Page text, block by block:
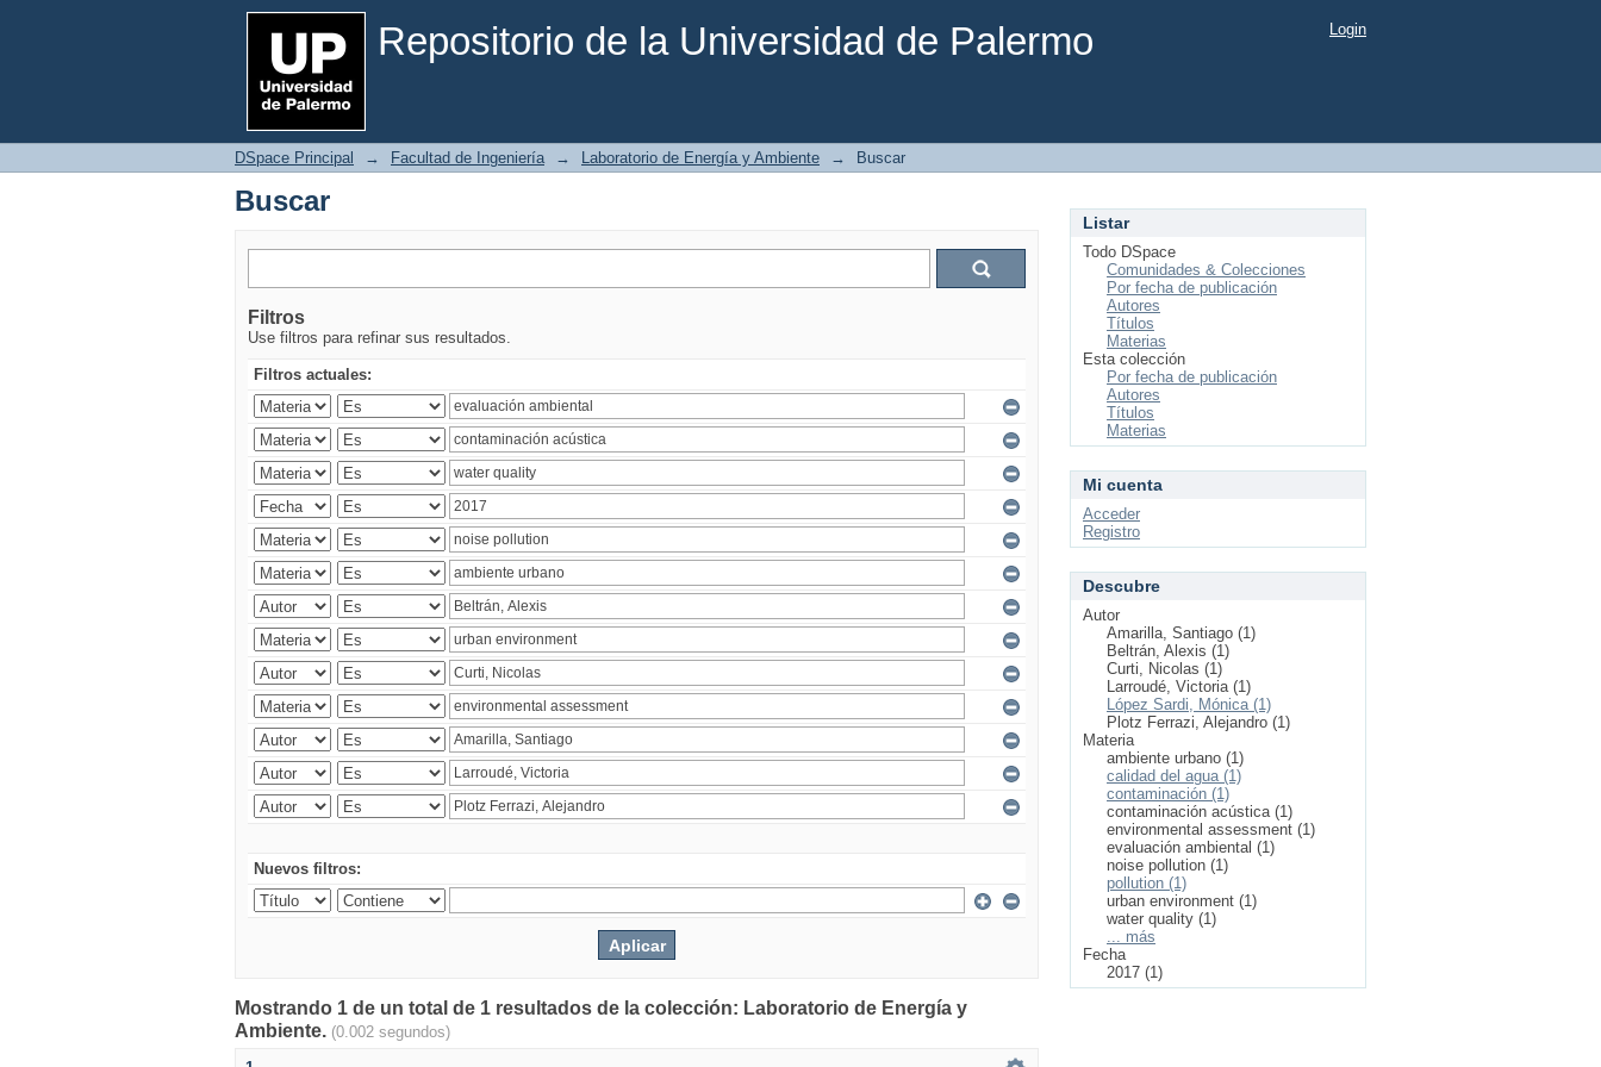
Repositorio de la Universidad de Palermo
Buscar Login
DSpace Principal → Facultad de Ingeniería → Laboratorio de Energía y Ambiente → Buscar
Buscar
Filtros
Use filtros para refinar sus resultados.
Filtros actuales:
Nuevos filtros:
Mostrando 1 de un total de 1 resultados de la colección: Laboratorio de Energía y
Ambiente. (0.002 segundos)
Listar
Todo DSpace
Comunidades & Colecciones
Por fecha de publicación
Autores
Títulos
Materias
Esta colección
Por fecha de publicación
Autores
Títulos
Materias
Mi cuenta
Acceder
Registro
Descubre
Autor
Amarilla, Santiago (1)
Beltrán, Alexis (1)
Curti, Nicolas (1)
Larroudé, Victoria (1)
López Sardi, Mónica (1)
Plotz Ferrazi, Alejandro (1)
Materia
ambiente urbano (1)
calidad del agua (1)
contaminación (1)
contaminación acústica (1)
environmental assessment (1)
evaluación ambiental (1)
noise pollution (1)
pollution (1)
urban environment (1)
water quality (1)
... más
Fecha
2017 (1)